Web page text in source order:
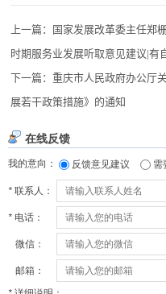
上一篇：
国家发展改革委主任郑
时期服务业发展听取意见建议|有
下一篇：重庆市人民政府办公厅
展若干政策措施》的通知